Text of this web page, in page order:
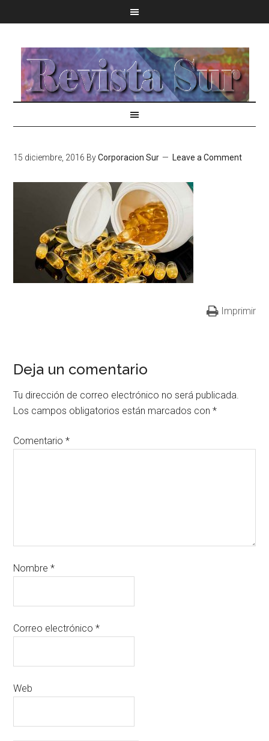
15 diciembre, 2016 ByCorporacion Sur Leave a Comment
Imprimir
Deja un comentario
Tu dirección de correo electrónico no será publicada.
Los campos obligatorios están marcados con*
Comentario*
Nombre*
Correo electrónico*
Web